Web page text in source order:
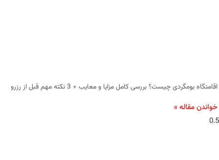
اقامتگاه بومگردی چیست؟ بررسی کامل مزایا و معایب + 3 نکته مهم قبل از رزرو
خواندن مقاله »